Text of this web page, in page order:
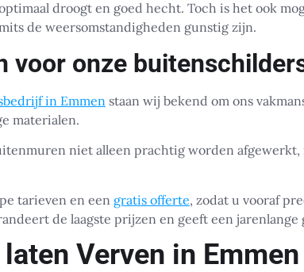
droogt en goed hecht. Toch is het ook
de weersomstandigheden gunstig zijn.
voor onze
in Emmen staan wij bekend om ons
materialen.
niet alleen prachtig worden afgewerkt,
tarieven en een gratis offerte, zodat u vooraf
de laagste prijzen en geeft een jarenlange
Verven in